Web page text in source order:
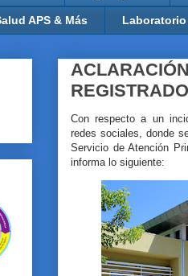
APS & Más Laboratorio
Con respecto a un
redes sociales, donde
Servicio de Atención
informa lo siguiente: